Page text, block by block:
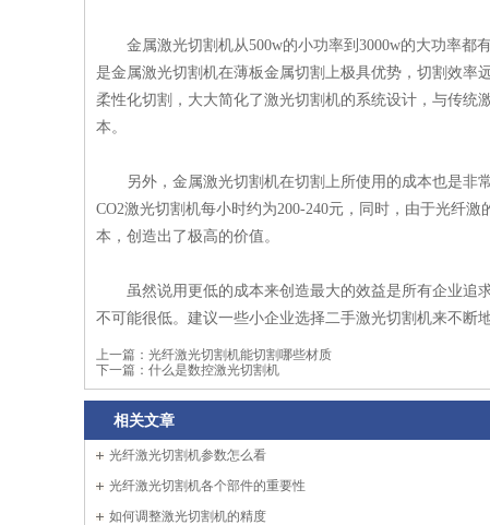
金属激光切割机从500w的小功率到3000w的大功率
是金属激光切割机在薄板金属切割上极具优势，切割效率
柔性化切割，大大简化了激光切割机的系统设计，与传统
本。
另外，金属激光切割机在切割上所使用的成本也是非
CO2激光切割机每小时约为200-240元，同时，由于光纤
本，创造出了极高的价值。
虽然说用更低的成本来创造最大的效益是所有企业追
不可能很低。建议一些小企业选择二手激光切割机来不断
上一篇： 光纤激光切割机能切割哪些材质
下一篇： 什么是数控激光切割机
相关文章
光纤激光切割机参数怎么看
光纤激光切割机各个部件的重要性
如何调整激光切割机的精度